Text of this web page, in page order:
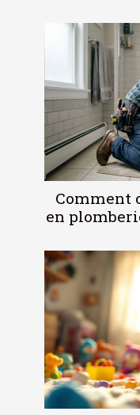
Comment
en